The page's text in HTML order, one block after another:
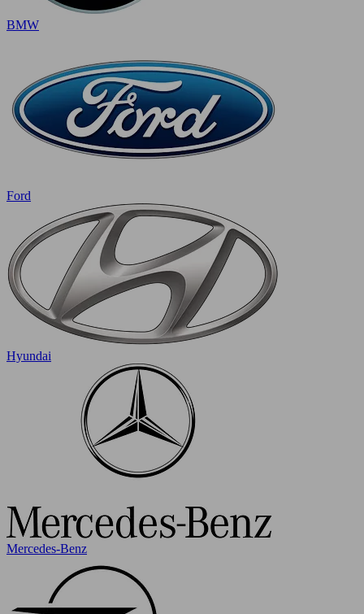
BMW
Ford
Hyundai
Mercedes-Benz